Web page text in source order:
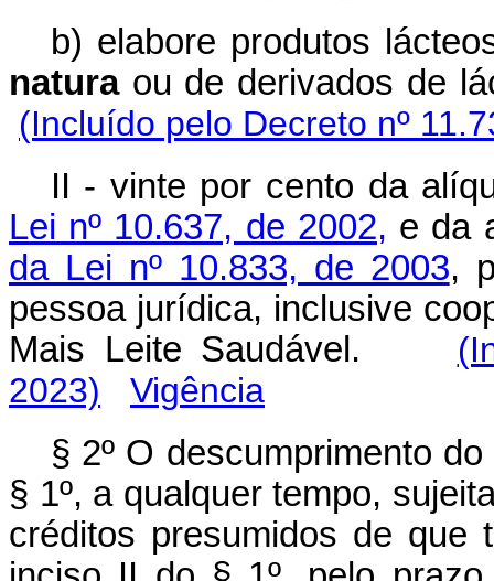
b) elabore produtos
naturaou de derivados de
(Incluído pelo Decreto nº
II - vinte por cento da
Lei nº 10.637, de 2002, e da
da Lei nº 10.833, de 2003,
pessoa jurídica, inclusive
Mais Leite Saudável.
2023)
Vigência
§ 2º O descumprimento
§ 1º, a qualquer tempo,
créditos presumidos de